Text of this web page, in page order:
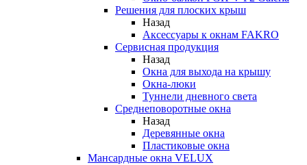
Решения для плоских крыш
Назад
Аксессуары к окнам FAKRO
Сервисная продукция
Назад
Окна для выхода на крышу
Окна-люки
Туннели дневного света
Среднеповоротные окна
Назад
Деревянные окна
Пластиковые окна
Мансардные окна VELUX